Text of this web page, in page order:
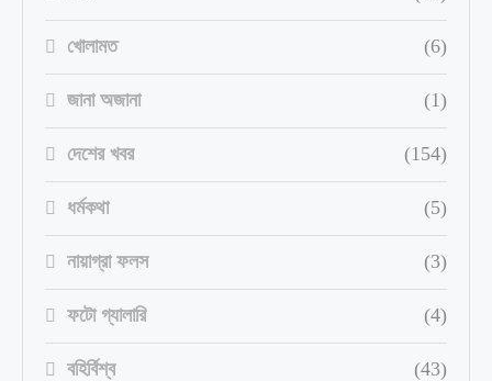
খোলামত (6)
জানা অজানা (1)
দেশের খবর (154)
ধর্মকথা (5)
নায়াগ্রা ফলস (3)
ফটো গ্যালারি (4)
বহির্বিশ্ব (43)